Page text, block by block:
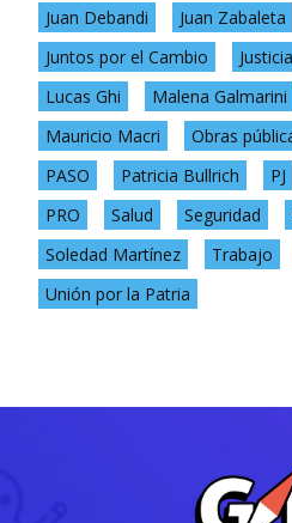
Juan Debandi
Juan Zabaleta
Juntos por el Cambio
Justicia
Lucas Ghi
Malena Galmarini
Mauricio Macri
Obras
PASO
Patricia Bullrich PJ
PRO
Salud Seguridad
Soledad Martínez
Trabajo
Unión por la Patria